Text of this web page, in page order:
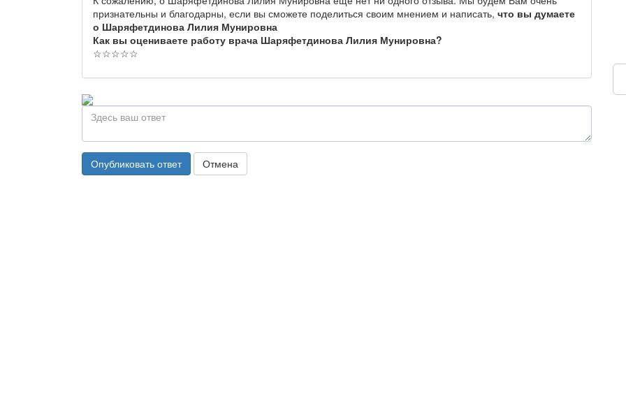
признательны и благодарны, если вы сможете поделиться своим мнением и написать, что вы думаете
о Шаряфетдинова Лилия Мунировна
Как вы оцениваете работу врача Шаряфетдинова Лилия Мунировна?
☆☆☆☆☆
Опубликовать ответ Отмена